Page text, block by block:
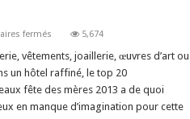
ferméssur
idées
cadeaux
fête
des
mères
2013
5,674
vêtements, joaillerie, œuvres d’art ou
un hôtel raffiné, le top 20
fête des mères 2013 a de quoi
en manque d’imagination pour cette